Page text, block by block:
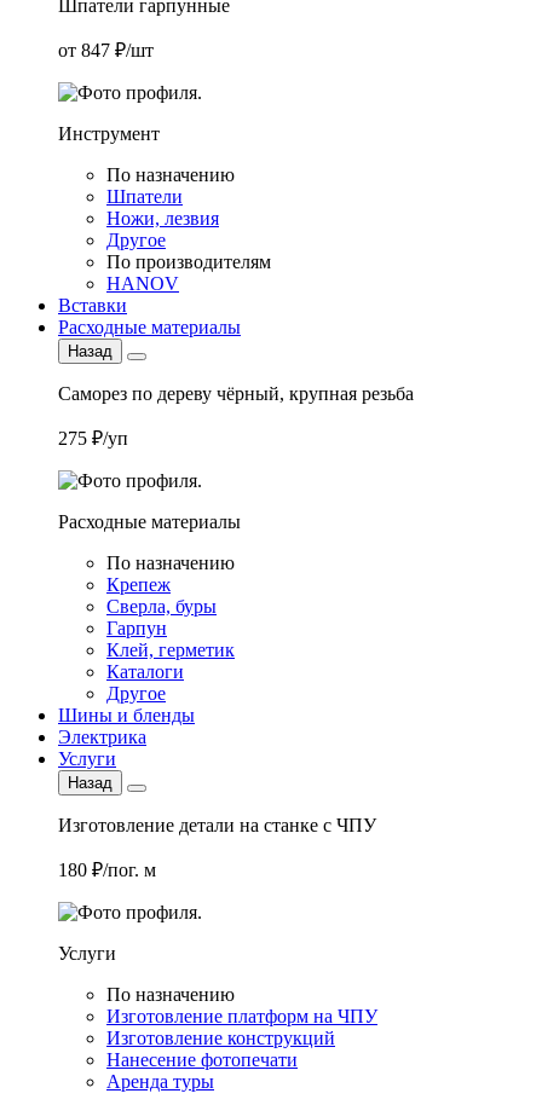
Шпатели гарпунные
от 847 ₽/шт
Инструмент
По назначению
Шпатели
Ножи, лезвия
Другое
По производителям
HANOV
Вставки
Расходные материалы
Назад
Саморез по дереву чёрный, крупная резьба
275 ₽/уп
Расходные материалы
По назначению
Крепеж
Сверла, буры
Гарпун
Клей, герметик
Каталоги
Другое
Шины и бленды
Электрика
Услуги
Назад
Изготовление детали на станке с ЧПУ
180 ₽/пог. м
Услуги
По назначению
Изготовление платформ на ЧПУ
Изготовление конструкций
Нанесение фотопечати
Аренда туры